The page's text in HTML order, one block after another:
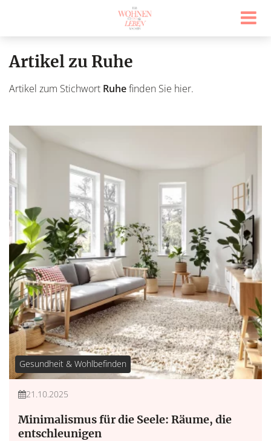
Artikel zu Ruhe
Artikel zum Stichwort Ruhefinden Sie hier.
Gesundheit & Wohlbefinden
21.10.2025
Minimalismus für die Seele: Räume, die
entschleunigen